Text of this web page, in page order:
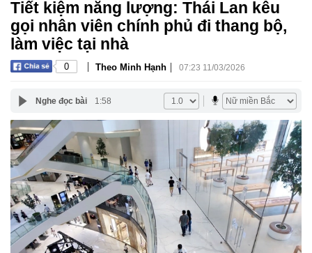
Tiết kiệm năng lượng: Thái Lan kêu
gọi nhân viên chính phủ đi thang bộ,
làm việc tại nhà
0 | Theo Minh Hạnh | 07:23 11/03/2026
Nghe đọc bài 1:58